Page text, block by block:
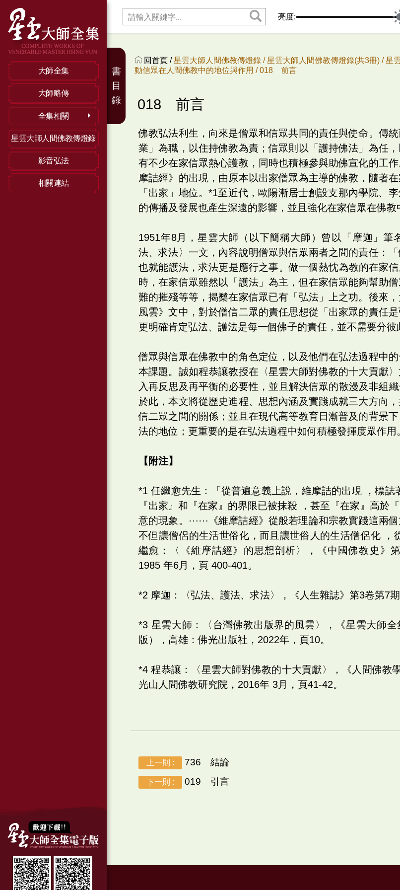
大師全集
大師略傳
全集相關
星雲大師人間佛教傳燈錄
影音弘法
相關連結
亮度:
回首頁 /星雲大師人間佛教傳燈錄 /星雲大師人間佛教傳燈錄(共3冊) /星
動信眾在人間佛教中的地位與作用 /018 前言
018 前言
佛教弘法利生，向來是僧眾和信眾共同的責任與使命。傳
業」為職，以住持佛教為責；信眾則以「護持佛法」為任
有不少在家信眾熱心護教，同時也積極參與助佛宣化的工
摩詰經》的出現，由原本以出家僧眾為主導的佛教，隨著
「出家」地位。*1至近代，歐陽漸居士創設支那內學院、
的傳播及發展也產生深遠的影響，並且強化在家信眾在佛教
1951年8月，星雲大師（以下簡稱大師）曾以「摩迦」筆
法、求法〉一文，內容說明僧眾與信眾兩者之間的責任：
也就能護法，求法更是應行之事。做一個熱忱為教的在家
時，在家信眾雖然以「護法」為主，但在家信眾能夠幫助
難的摧殘等等，揭櫫在家信眾已有「弘法」上之功。後來
風雲》文中，對於僧信二眾的責任思想從「出家眾的責任
更明確肯定弘法、護法是每一個佛子的責任，並不需要分彼
僧眾與信眾在佛教中的角色定位，以及他們在弘法過程中
本課題。誠如程恭讓教授在〈星雲大師對佛教的十大貢獻
入再反思及再平衡的必要性，並且解決信眾的散漫及非組
於此，本文將從歷史進程、思想內涵及實踐成就三大方向
信二眾之間的關係；並且在現代高等教育日漸普及的背景
法的地位；更重要的是在弘法過程中如何積極發揮度眾作用
【附注】
*1 任繼愈先生：「從普遍意義上說，維摩詰的出現 ，標誌
『出家』和『在家』的界限已被抹殺 ，甚至『在家』高於
意的現象。⋯⋯《維摩詰經》從般若理論和宗教實踐這兩
不但讓僧侶的生活世俗化，而且讓世俗人的生活僧侶化 ，
繼愈：〈《維摩詰經》的思想剖析〉，《中國佛教史》
1985 年6月，頁 400-401。
*2 摩迦：〈弘法、護法、求法〉，《人生雜誌》第3卷第7期
*3 星雲大師：〈台灣佛教出版界的風雲〉，《星雲大師
版），高雄：佛光出版社，2022年，頁10。
*4 程恭讓：〈星雲大師對佛教的十大貢獻〉，《人間佛教
光山人間佛教研究院，2016年 3月，頁41-42。
上一則 : 736 結論
下一則 : 019 引言
書
目
錄